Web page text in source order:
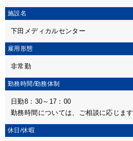
施設名
下田メディカルセンター
雇用形態
非常勤
勤務時間/勤務体制
日勤8：30～17：00
勤務時間については、ご相談に応じます
休日/休暇